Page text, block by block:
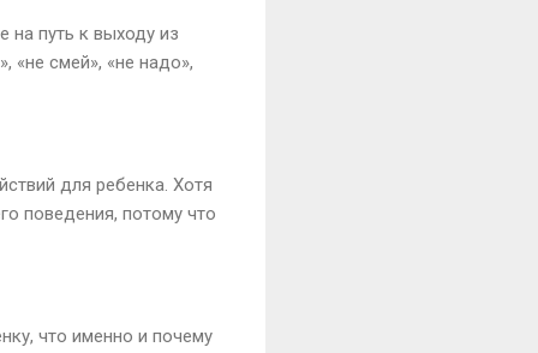
на путь к выходу из
«не смей», «не надо»,
для ребенка. Хотя
поведения, потому что
что именно и почему